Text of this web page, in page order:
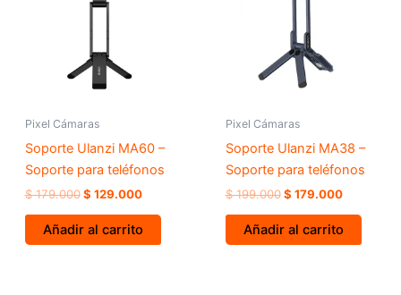
Pixel Cámaras
Soporte Ulanzi MA60 –
Soporte para teléfonos
$179.000 $ 129.000
Añadir al carrito
Pixel Cámaras
Soporte Ulanzi MA38 –
Soporte para teléfonos
$199.000 $ 179.000
Añadir al carrito